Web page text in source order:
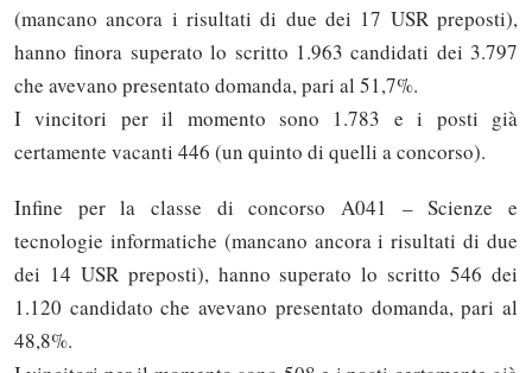
(mancano ancora i risultati di due dei 17 USR preposti),
hanno finora superato lo scritto 1.963 candidati dei 3.797
che avevano presentato domanda, pari al 51,7%.
I vincitori per il momento sono 1.783 e i posti già
certamente vacanti 446 (un quinto di quelli a concorso).
Infine per la classe di concorso A041 – Scienze e
tecnologie informatiche (mancano ancora i risultati di due
dei 14 USR preposti), hanno superato lo scritto 546 dei
1.120 candidato che avevano presentato domanda, pari al
48,8%.